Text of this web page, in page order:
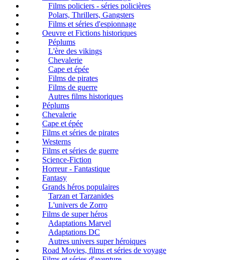
Films policiers - séries policières
Polars, Thrillers, Gangsters
Films et séries d'espionnage
Oeuvre et Fictions historiques
Péplums
L'ère des vikings
Chevalerie
Cape et épée
Films de pirates
Films de guerre
Autres films historiques
Péplums
Chevalerie
Cape et épée
Films et séries de pirates
Westerns
Films et séries de guerre
Science-Fiction
Horreur - Fantastique
Fantasy
Grands héros populaires
Tarzan et Tarzanides
L'univers de Zorro
Films de super héros
Adaptations Marvel
Adaptations DC
Autres univers super héroiques
Road Movies, films et séries de voyage